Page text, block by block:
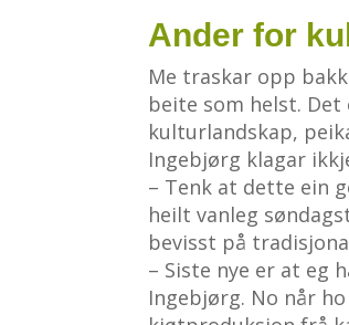
Ander for
Me traskar opp
beite som helst. Det
kulturlandskap,
Ingebjørg klagar
– Tenk at dette ein
heilt vanleg
bevisst på
– Siste nye er at eg
Ingebjørg. No når